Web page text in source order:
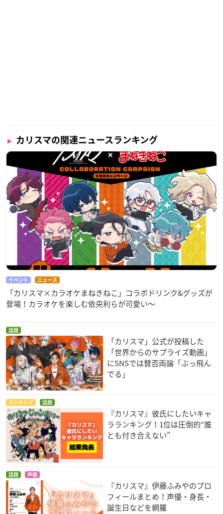
カリスマの関連ニュースランキング
イベント ニュース
「カリスマ×カラオケまねきねこ」コラボドリンク&グッズが
登場！カラオケを楽しむ依央利らが可愛い～
話題
「カリスマ」公式が投稿した
「世界からのサプライズ動画」
にSNSでは賛否両論「ぶっ飛ん
でる」
ランキング 話題
『カリスマ』彼氏にしたいキャ
ラランキング！1位は圧倒的“誰
とも付き合えない”
話題 声優
『カリスマ』伊藤ふみやのプロ
フィールまとめ！声優・身長・
誕生日などを網羅